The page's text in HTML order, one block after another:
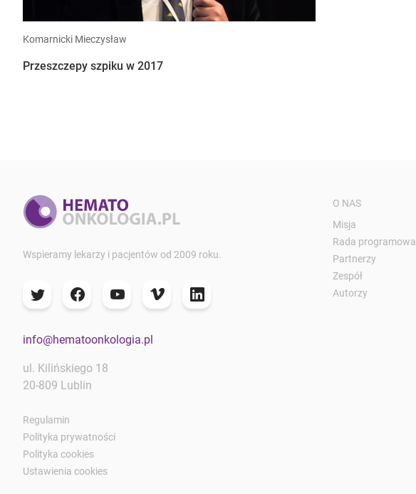
Komarnicki Mieczysław
Przeszczepy szpiku w 2017
Wspieramy lekarzy i pacjentów od 2009 roku.
info@hematoonkologia.pl
ul. Kilińskiego 18
20-809 Lublin
Regulamin
Polityka prywatności
Polityka cookies
Ustawienia cookies
O NAS
Misja
Rada programowa
Partnerzy
Zespół
Autorzy